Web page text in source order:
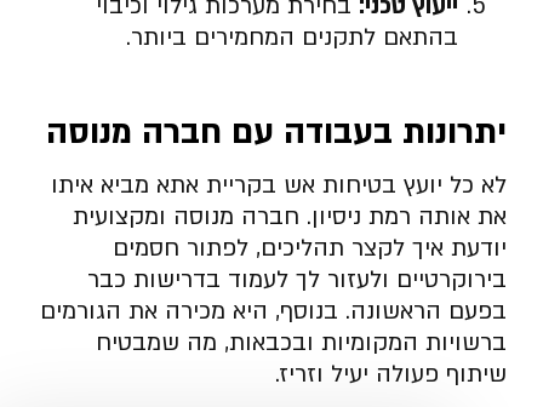
בהתאם לתקנים המחמירים ביותר.
יתרונות בעבודה עם חברה מנוסה
לא כל יועץ בטיחות אש בקריית אתא מביא איתו
את אותה רמת ניסיון. חברה מנוסה ומקצועית
יודעת איך לקצר תהליכים, לפתור חסמים
בירוקרטיים ולעזור לך לעמוד בדרישות כבר
בפעם הראשונה. בנוסף, היא מכירה את הגורמים
ברשויות המקומיות ובכבאות, מה שמבטיח
שיתוף פעולה יעיל וזריז.